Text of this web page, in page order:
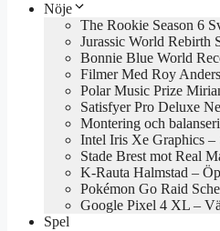
Nöje
The Rookie Season 6
Jurassic World Rebirth
Bonnie Blue World
Filmer Med Roy
Polar Music Prize
Satisfyer Pro Deluxe
Montering och
Intel Iris Xe Graphics –
Stade Brest mot Real
K-Rauta Halmstad –
Pokémon Go Raid
Google Pixel 4 XL –
Spel